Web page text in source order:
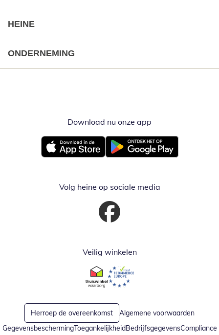
HEINE
ONDERNEMING
Download nu onze app
Opent in nieuw vensterOpent in nieuw venster
Volg heine op sociale media
Opent in nieuw venster
Veilig winkelen
Opent in nieuw venster
Opent in nieuw venster
Herroep de overeenkomst
Algemene voorwaarden
GegevensbeschermingToegankelijkheidBedrijfsgegevensCompliance